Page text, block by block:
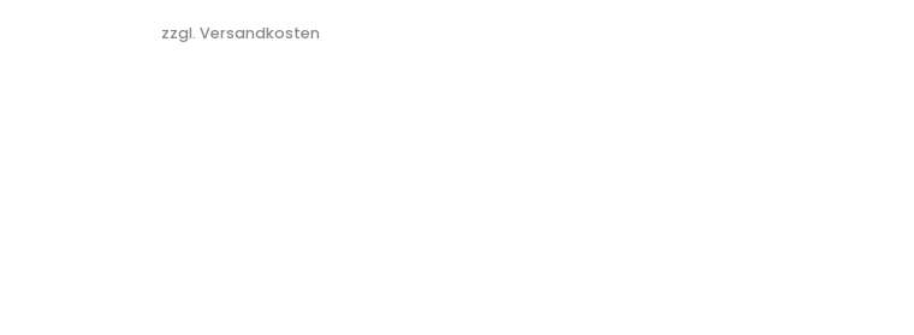
zzgl. Versandkosten